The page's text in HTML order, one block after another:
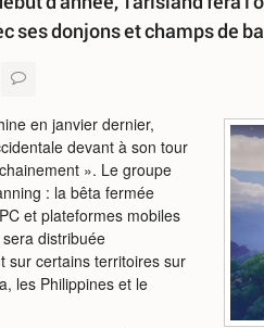
ses donjons et champs de
en janvier dernier,
devant à son tour
». Le groupe
: la bêta fermée
et plateformes mobiles
distribuée
sur certains territoires sur
les Philippines et le